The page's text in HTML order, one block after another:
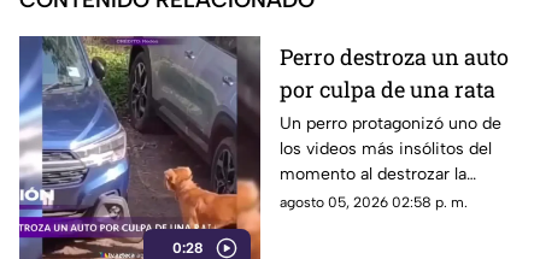
0:28
Perro destroza un auto
por culpa de una rata
Un perro protagonizó uno de
los videos más insólitos del
momento al destrozar la
defensa de un automóvil con
agosto 05, 2026 02:58 p. m.